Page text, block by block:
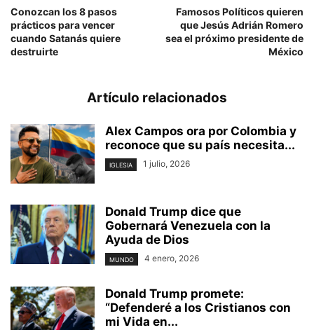
Conozcan los 8 pasos
prácticos para vencer
cuando Satanás quiere
destruirte
Famosos Políticos quieren
que Jesús Adrián Romero
sea el próximo presidente de
México
Artículo relacionados
Alex Campos ora por Colombia y
reconoce que su país necesita...
IGLESIA 1 julio, 2026
Donald Trump dice que
Gobernará Venezuela con la
Ayuda de Dios
MUNDO 4 enero, 2026
Donald Trump promete:
“Defenderé a los Cristianos con
mi Vida en...